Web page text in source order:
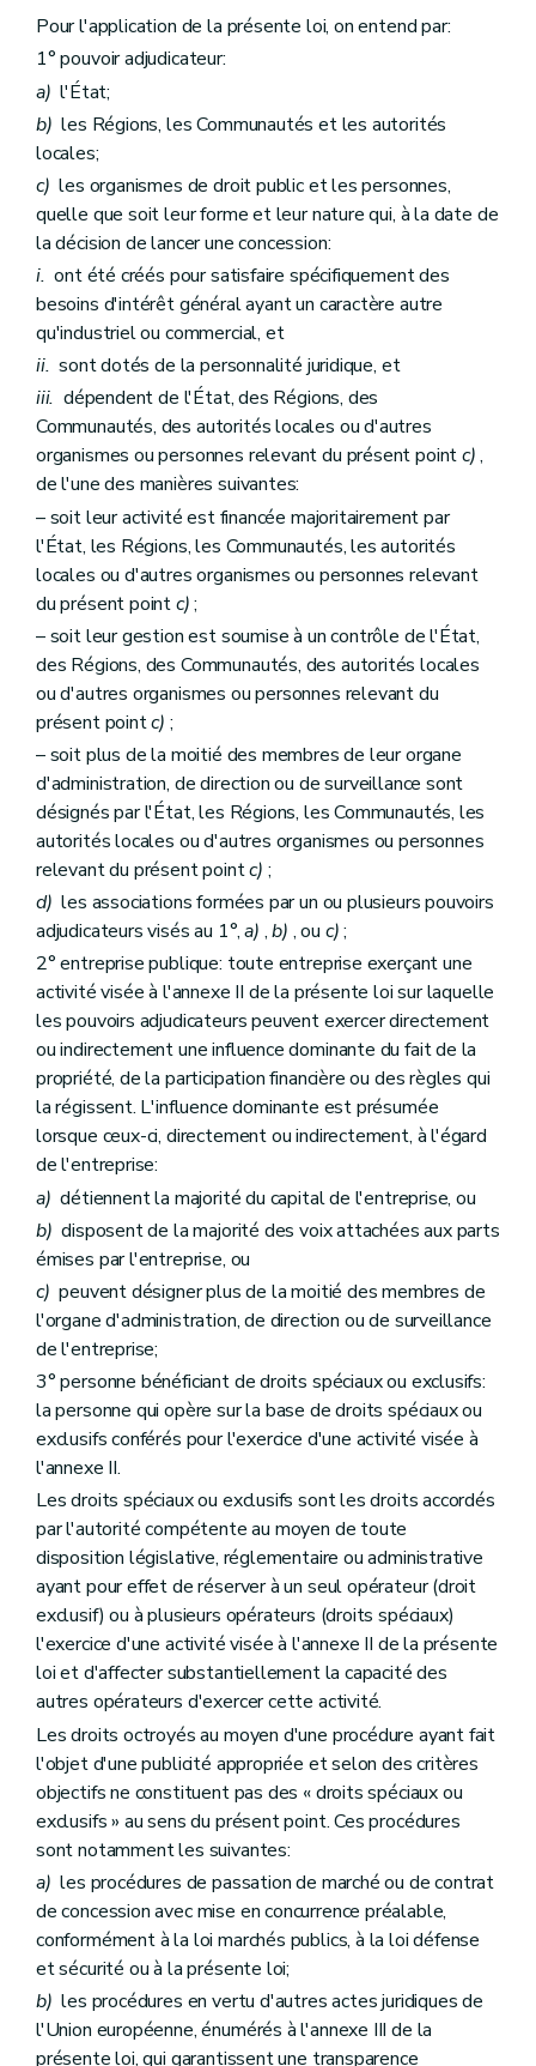
Titre 6
Contrôle et rapports
Art. 59
Titre 7 Dispositions finales, transitoires et abrogatoires
Chapitre 1
Art. 60
Art. 61
Art. 63
Art. 64
Art. 65
Art. 66
Chapitre 2
Dispositions modificatives et abrogatoires
Art. 67
Art. 68
Art. 69
Annexe
Annexe
Annexe
Annexe
Annexe
Pour l'application de la présente loi, on entend par:
1° pouvoir adjudicateur:
a) l'État;
b) les Régions, les Communautés et les autorités
locales;
c) les organismes de droit public et les personnes,
quelle que soit leur forme et leur nature qui, à la date de
la décision de lancer une concession:
i. ont été créés pour satisfaire spécifiquement des
besoins d'intérêt général ayant un caractère autre
qu'industriel ou commercial, et
ii. sont dotés de la personnalité juridique, et
iii. dépendent de l'État, des Régions, des
Communautés, des autorités locales ou d'autres
organismes ou personnes relevant du présent pointc),
de l'une des manières suivantes:
– soit leur activité est financée majoritairement par
l'État, les Régions, les Communautés, les autorités
locales ou d'autres organismes ou personnes relevant
du présent pointc);
– soit leur gestion est soumise à un contrôle de l'État,
des Régions, des Communautés, des autorités locales
ou d'autres organismes ou personnes relevant du
présent pointc) ;
– soit plus de la moitié des membres de leur organe
d'administration, de direction ou de surveillance sont
désignés par l'État, les Régions, les Communautés, les
autorités locales ou d'autres organismes ou personnes
relevant du présent pointc) ;
d) les associations formées par un ou plusieurs pouvoirs
adjudicateurs visés au 1°,a) ,b) , ou c);
2° entreprise publique: toute entreprise exerçant une
activité visée à l'annexe II de la présente loi sur laquelle
les pouvoirs adjudicateurs peuvent exercer directement
ou indirectement une influence dominante du fait de la
propriété, de la participation financière ou des règles qui
la régissent. L'influence dominante est présumée
lorsque ceux-ci, directement ou indirectement, à l'égard
de l'entreprise:
a) détiennent la majorité du capital de l'entreprise, ou
b) disposent de la majorité des voix attachées aux parts
émises par l'entreprise, ou
c) peuvent désigner plus de la moitié des membres de
l'organe d'administration, de direction ou de surveillance
de l'entreprise;
3° personne bénéficiant de droits spéciaux ou exclusifs:
la personne qui opère sur la base de droits spéciaux ou
exclusifs conférés pour l'exercice d'une activité visée à
l'annexe II.
Les droits spéciaux ou exclusifs sont les droits accordés
par l'autorité compétente au moyen de toute
disposition législative, réglementaire ou administrative
ayant pour effet de réserver à un seul opérateur (droit
exclusif) ou à plusieurs opérateurs (droits spéciaux)
l'exercice d'une activité visée à l'annexe II de la présente
loi et d'affecter substantiellement la capacité des
autres opérateurs d'exercer cette activité.
Les droits octroyés au moyen d'une procédure ayant fait
l'objet d'une publicité appropriée et selon des critères
objectifs ne constituent pas des « droits spéciaux ou
exclusifs » au sens du présent point. Ces procédures
sont notamment les suivantes:
a) les procédures de passation de marché ou de contrat
de concession avec mise en concurrence préalable,
conformément à la loi marchés publics, à la loi défense
et sécurité ou à la présente loi;
b) les procédures en vertu d'autres actes juridiques de
l'Union européenne, énumérés à l'annexe III de la
présente loi, qui garantissent une transparence